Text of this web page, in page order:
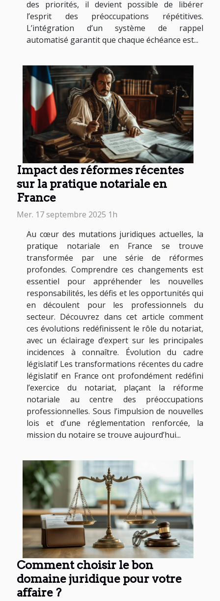
des priorités, il devient possible de libérer
l’esprit des préoccupations répétitives.
L’intégration d’un système de rappel
automatisé garantit que chaque échéance est...
Impact des réformes récentes
sur la pratique notariale en
France
Mer. 17 septembre 2025 1h
Au cœur des mutations juridiques actuelles, la
pratique notariale en France se trouve
transformée par une série de réformes
profondes. Comprendre ces changements est
essentiel pour appréhender les nouvelles
responsabilités, les défis et les opportunités qui
en découlent pour les professionnels du
secteur. Découvrez dans cet article comment
ces évolutions redéfinissent le rôle du notariat,
avec un éclairage d’expert sur les principales
incidences à connaître. Évolution du cadre
législatif Les transformations récentes du cadre
législatif en France ont profondément redéfini
l’exercice du notariat, plaçant la réforme
notariale au centre des préoccupations
professionnelles. Sous l’impulsion de nouvelles
lois et d’une réglementation renforcée, la
mission du notaire se trouve aujourd’hui...
Comment choisir le bon
domaine juridique pour votre
affaire ?